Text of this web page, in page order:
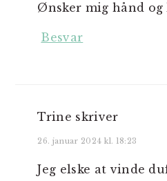
Ønsker mig hånd og
Besvar
Trine skriver
26. januar 2024 kl. 18:23
Jeg elske at vinde